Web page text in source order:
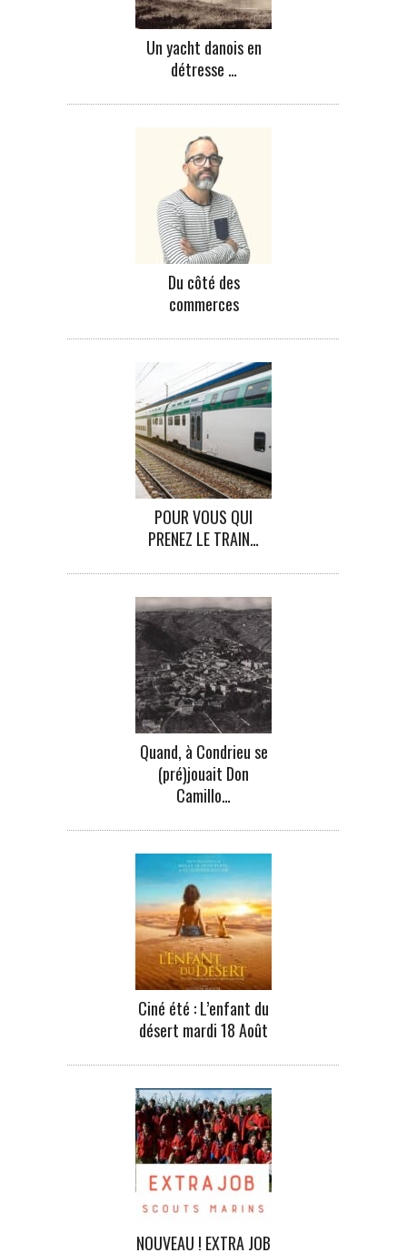
Un yacht danois en
détresse …
Du côté des
commerces
POUR VOUS QUI
PRENEZ LE TRAIN…
Quand, à Condrieu se
(pré)jouait Don
Camillo…
Ciné été : L’enfant du
désert mardi 18 Août
NOUVEAU ! EXTRA JOB